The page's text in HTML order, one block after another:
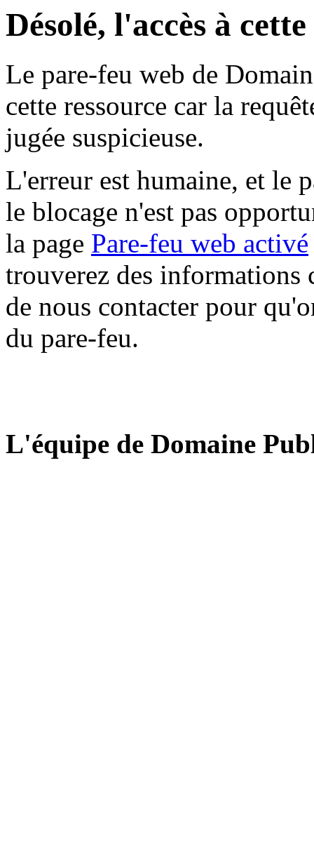
Désolé, l'accès à
Le pare-feu web de
cette ressource car la
jugée suspicieuse.
L'erreur est humaine, et le
le blocage n'est pas
la page Pare-feu web activé
trouverez des informations
de nous contacter pour
du pare-feu.
L'équipe de Domaine